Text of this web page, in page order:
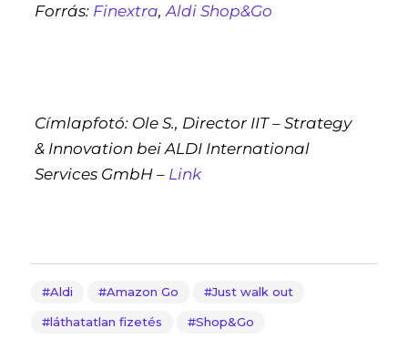
Forrás: Finextra,Aldi Shop&Go
Címlapfotó: Ole S., Director IIT – Strategy
& Innovation bei ALDI International
Services GmbH – Link
Aldi Amazon Go Just walk out
láthatatlan fizetés Shop&Go